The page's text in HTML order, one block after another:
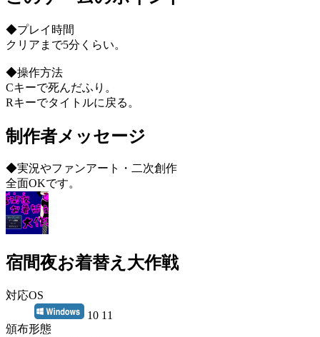
◆プレイ時間
クリアまで5分くらい。
◆操作方法
Cキーで死んだふり。
Rキーでタイトルに戻る。
制作者メッセージ
◆実況やファンアート・二次創作
全面OKです。
宿間夜お着替え大作戦
対応OS
10 11
頒布形態